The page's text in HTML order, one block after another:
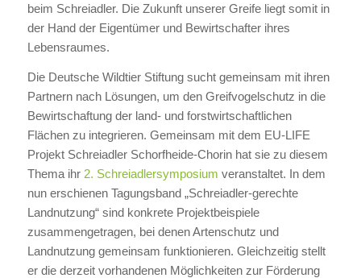
beim Schreiadler. Die Zukunft unserer Greife liegt somit in
der Hand der Eigentümer und Bewirtschafter ihres
Lebensraumes.
Die Deutsche Wildtier Stiftung sucht gemeinsam mit ihren
Partnern nach Lösungen, um den Greifvogelschutz in die
Bewirtschaftung der land- und forstwirtschaftlichen
Flächen zu integrieren. Gemeinsam mit dem EU-LIFE
Projekt Schreiadler Schorfheide-Chorin hat sie zu diesem
Thema ihr 2. Schreiadlersymposium veranstaltet. In dem
nun erschienen Tagungsband „Schreiadler-gerechte
Landnutzung“ sind konkrete Projektbeispiele
zusammengetragen, bei denen Artenschutz und
Landnutzung gemeinsam funktionieren. Gleichzeitig stellt
er die derzeit vorhandenen Möglichkeiten zur Förderung